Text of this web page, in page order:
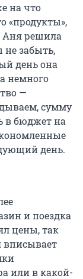
на что
«продукты»,
Аня решила
не забыть,
день она
немного
—
сумму
в бюджет на
день.
и поездка
цены, так
вписывает
или в какой-